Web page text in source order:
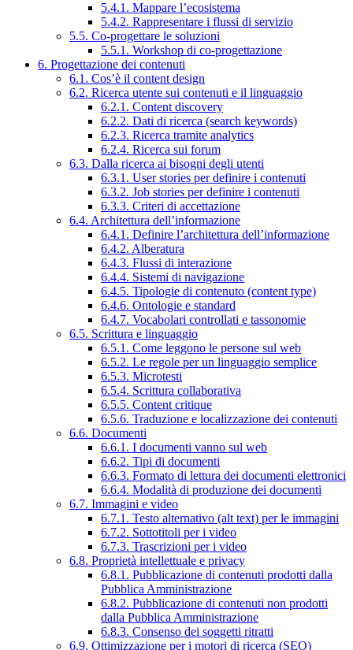
5.4.1. Mappare l’ecosistema
5.4.2. Rappresentare i flussi di servizio
5.5. Co-progettare le soluzioni
5.5.1. Workshop di co-progettazione
6. Progettazione dei contenuti
6.1. Cos’è il content design
6.2. Ricerca utente sui contenuti e il linguaggio
6.2.1. Content discovery
6.2.2. Dati di ricerca (search keywords)
6.2.3. Ricerca tramite analytics
6.2.4. Ricerca sui forum
6.3. Dalla ricerca ai bisogni degli utenti
6.3.1. User stories per definire i contenuti
6.3.2. Job stories per definire i contenuti
6.3.3. Criteri di accettazione
6.4. Architettura dell’informazione
6.4.1. Definire l’architettura dell’informazione
6.4.2. Alberatura
6.4.3. Flussi di interazione
6.4.4. Sistemi di navigazione
6.4.5. Tipologie di contenuto (content type)
6.4.6. Ontologie e standard
6.4.7. Vocabolari controllati e tassonomie
6.5. Scrittura e linguaggio
6.5.1. Come leggono le persone sul web
6.5.2. Le regole per un linguaggio semplice
6.5.3. Microtesti
6.5.4. Scrittura collaborativa
6.5.5. Content critique
6.5.6. Traduzione e localizzazione dei contenuti
6.6. Documenti
6.6.1. I documenti vanno sul web
6.6.2. Tipi di documenti
6.6.3. Formato di lettura dei documenti elettronici
6.6.4. Modalità di produzione dei documenti
6.7. Immagini e video
6.7.1. Testo alternativo (alt text) per le immagini
6.7.2. Sottotitoli per i video
6.7.3. Trascrizioni per i video
6.8. Proprietà intellettuale e privacy
6.8.1. Pubblicazione di contenuti prodotti dalla
Pubblica Amministrazione
6.8.2. Pubblicazione di contenuti non prodotti
dalla Pubblica Amministrazione
6.8.3. Consenso dei soggetti ritratti
6.9. Ottimizzazione per i motori di ricerca (SEO)